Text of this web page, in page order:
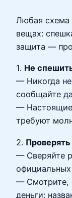
Любая схема
вещах:
защита —
1. Не
— Никогда не
сообщайте
— Настоящие
требуют
2. Проверять
— Сверяйте
официальных
— Смотрите,
деньги: